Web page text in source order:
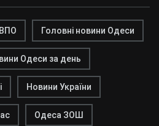
ВПО Головні новини Одеси
Одеси за день
Новини України
Одеса ЗОШ